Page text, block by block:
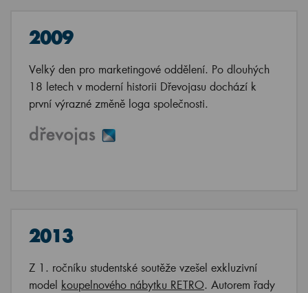
2009
Velký den pro marketingové oddělení. Po dlouhých
18 letech v moderní historii Dřevojasu dochází k
první výrazné změně loga společnosti.
2013
Z 1. ročníku studentské soutěže vzešel exkluzivní
model koupelnového nábytku RETRO. Autorem řady